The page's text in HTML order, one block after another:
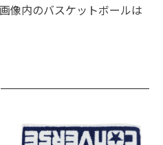
像内のバスケットボールは